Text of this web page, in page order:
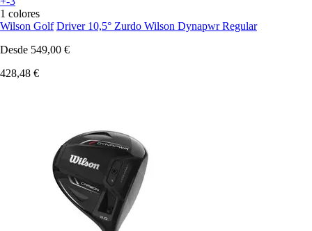
1 colores
Wilson Golf Driver 10,5° Zurdo Wilson Dynapwr Regular
Desde 549,00 €
428,48 €